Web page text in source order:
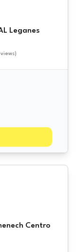
Leganes
Centro